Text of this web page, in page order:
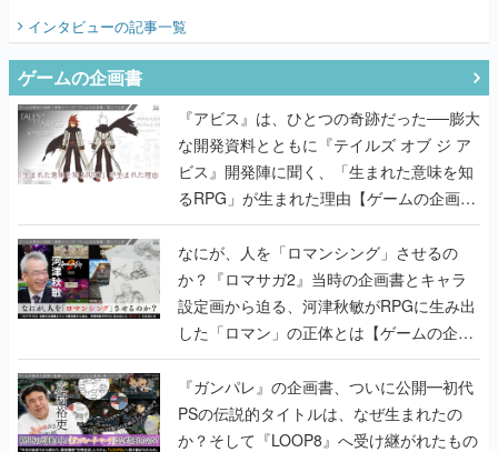
インタビューの記事一覧
ゲームの企画書
『アビス』は、ひとつの奇跡だった──膨大
な開発資料とともに『テイルズ オブ ジ ア
ビス』開発陣に聞く、「生まれた意味を知
るRPG」が生まれた理由【ゲームの企画
書】
なにが、人を「ロマンシング」させるの
か？『ロマサガ2』当時の企画書とキャラ
設定画から迫る、河津秋敏がRPGに生み出
した「ロマン」の正体とは【ゲームの企画
書】
『ガンパレ』の企画書、ついに公開━初代
PSの伝説的タイトルは、なぜ生まれたの
か？そして『LOOP8』へ受け継がれたもの